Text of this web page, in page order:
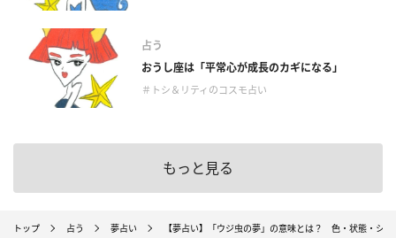
占う
おうし座は「平常心が成長のカギになる」
＃トシ＆リティのコスモ占い
もっと見る
トップ 占う 夢占い 【夢占い】「ウジ虫の夢」の意味とは？ 色・状態・シ